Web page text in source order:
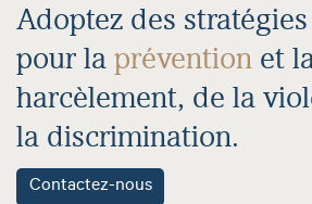
Adoptez des stratégies
pourlaprévention et
harcèlement, de la
la discrimination.
Contactez-nous